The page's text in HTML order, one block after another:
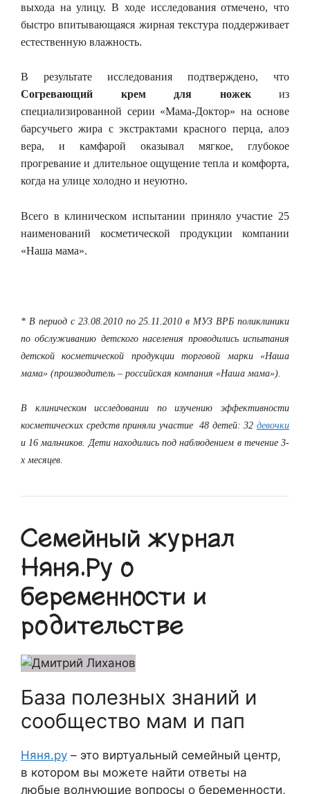
выхода на улицу. В ходе исследования отмечено, что
быстро впитывающаяся жирная текстура поддерживает
естественную влажность.
В результате исследования подтверждено, что
Согревающий крем для ножекиз
специализированной серии «Мама-Доктор» на основе
барсучьего жира с экстрактами красного перца, алоэ
вера, и камфарой оказывал мягкое, глубокое
прогревание и длительное ощущение тепла и комфорта,
когда на улице холодно и неуютно.
Всего в клиническом испытании приняло участие 25
наименований косметической продукции компании
«Наша мама».
* В период с 23.08.2010 по 25.11.2010 в МУЗ ВРБ поликлиники
по обслуживанию детского населения проводились испытания
детской косметической продукции торговой марки «Наша
мама» (производитель – российская компания «Наша мама»).
В клиническом исследовании по изучению эффективности
косметических средств приняли участие 48 детей: 32 девочки
и 16 мальчиков. Дети находились под наблюдением в течение 3-
х месяцев.
Семейный журнал
Няня.Ру о
беременности и
родительстве
База полезных знаний и
сообщество мам и пап
Няня.ру – это виртуальный семейный центр,
в котором вы можете найти ответы на
любые волнующие вопросы о беременности,